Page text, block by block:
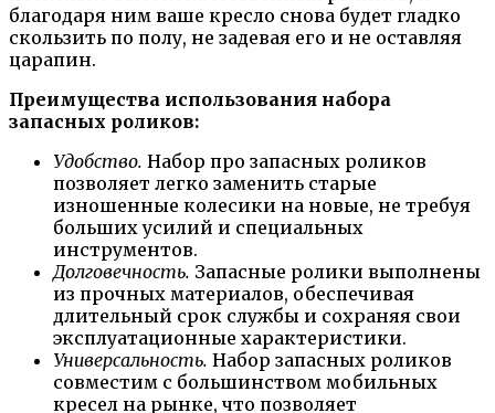
благодаря ним ваше кресло снова будет гладко
скользить по полу, не задевая его и не оставляя
царапин.
Преимущества использования набора
запасных роликов:
Удобство. Набор про запасных роликов
позволяет легко заменить старые
изношенные колесики на новые, не требуя
больших усилий и специальных
инструментов.
Долговечность. Запасные ролики выполнены
из прочных материалов, обеспечивая
длительный срок службы и сохраняя свои
эксплуатационные характеристики.
Универсальность. Набор запасных роликов
совместим с большинством мобильных
кресел на рынке, что позволяет